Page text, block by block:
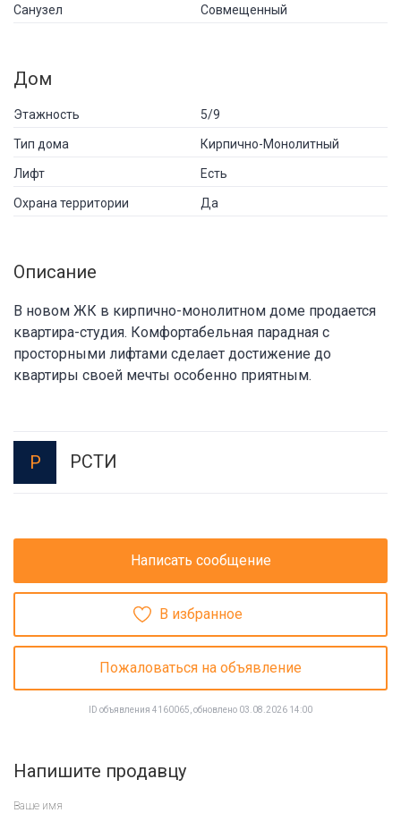
Санузел Совмещенный
Дом
Этажность 5/9
Тип дома Кирпично-Монолитный
Лифт Есть
Охрана территории Да
Описание
В новом ЖК в кирпично-монолитном доме продается
квартира-студия. Комфортабельная парадная с
просторными лифтами сделает достижение до
квартиры своей мечты особенно приятным.
Р РСТИ
Написать сообщение
В избранное
Пожаловаться на объявление
ID объявления 4160065, обновлено 03.08.2026 14:00
Напишите продавцу
Ваше имя